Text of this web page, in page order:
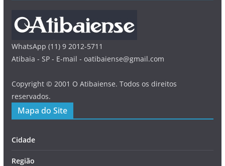
WhatsApp (11) 9 2012-5711
Atibaia - SP - E-mail - oatibaiense@gmail.com
Copyright © 2001 O Atibaiense. Todos os direitos
reservados.
Mapa do Site
Cidade
Região